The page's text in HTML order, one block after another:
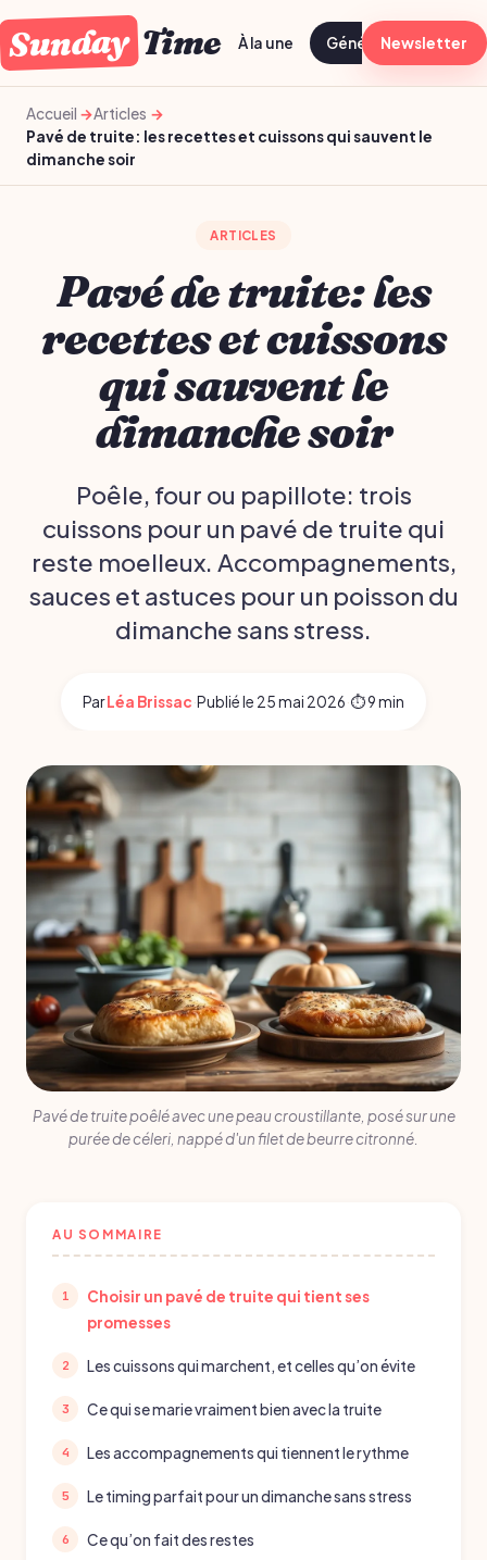
Sunday Time À la une GénéralisteNewsletter
Accueil
Articles
Pavé de truite: les recettes et cuissons qui sauvent le
dimanche soir
ARTICLES
Pavé de truite: les
recettes et cuissons
qui sauvent le
dimanche soir
Poêle, four ou papillote: trois
cuissons pour un pavé de truite qui
reste moelleux. Accompagnements,
sauces et astuces pour un poisson du
dimanche sans stress.
ParLéa Brissac·Publié le 25 mai 2026·⏱ 9 min
Pavé de truite poêlé avec une peau croustillante, posé sur une
purée de céleri, nappé d'un filet de beurre citronné.
AU SOMMAIRE
Choisir un pavé de truite qui tient ses
promesses
Les cuissons qui marchent, et celles qu’on évite
Ce qui se marie vraiment bien avec la truite
Les accompagnements qui tiennent le rythme
Le timing parfait pour un dimanche sans stress
Ce qu’on fait des restes